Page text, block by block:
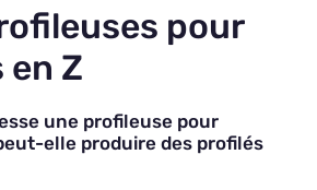
pour
Z
une profileuse pour
elle produire des profilés